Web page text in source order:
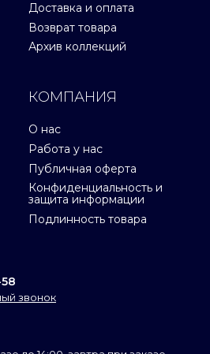
Доставка и оплата
Возврат товара
Архив коллекций
КОМПАНИЯ
О нас
Работа у нас
Публичная оферта
Конфиденциальность и
защита информации
Подлинность товара
звонок